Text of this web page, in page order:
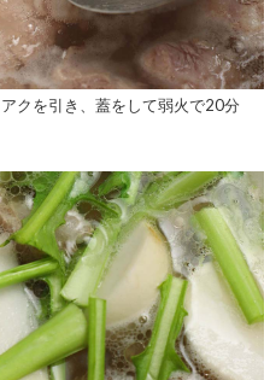
クを引き、蓋をして弱火で20分